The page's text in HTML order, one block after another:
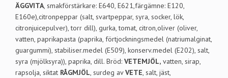
ÄGGVITA, smakförstärkare: E640, E621,färgämne: E120,
E160e),citronpeppar (salt, svartpeppar, syra, socker, lök,
citronjuicepulver), torr dill), gurka, tomat, citron,oliver (oliver,
vatten, paprikapasta (paprika, förtjockningsmedel (natriumalginat,
guargummi), stabiliser.medel (E509), konserv.medel (E202), salt,
syra (mjölksyra)), paprika, dill. Bröd: VETEMJÖL, vatten, sirap,
rapsolja, siktat RÅGMJÖL, surdeg avVETE, salt, jäst,